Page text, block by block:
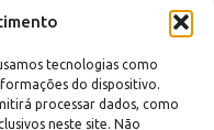
tecnologias como
do dispositivo.
processar dados, como
neste site. Não